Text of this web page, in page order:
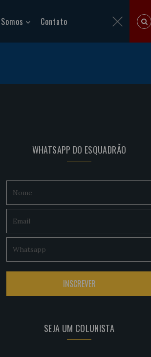
Contato
WHATSAPP DO ESQUADRÃO
SEJA UM COLUNISTA